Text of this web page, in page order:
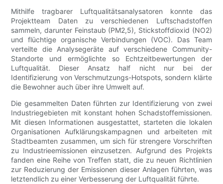
Mithilfe tragbarer Luftqualitätsanalysatoren konnte das
Projektteam Daten zu verschiedenen Luftschadstoffen
sammeln, darunter Feinstaub (PM2,5), Stickstoffdioxid (NO2)
und flüchtige organische Verbindungen (VOC). Das Team
verteilte die Analysegeräte auf verschiedene Community-
Standorte und ermöglichte so Echtzeitbewertungen der
Luftqualität. Dieser Ansatz half nicht nur bei der
Identifizierung von Verschmutzungs-Hotspots, sondern klärte
die Bewohner auch über ihre Umwelt auf.
Die gesammelten Daten führten zur Identifizierung von zwei
Industriegebieten mit konstant hohen Schadstoffemissionen.
Mit diesen Informationen ausgestattet, starteten die lokalen
Organisationen Aufklärungskampagnen und arbeiteten mit
Stadtbeamten zusammen, um sich für strengere Vorschriften
zu Industrieemissionen einzusetzen. Aufgrund des Projekts
fanden eine Reihe von Treffen statt, die zu neuen Richtlinien
zur Reduzierung der Emissionen dieser Anlagen führten, was
letztendlich zu einer Verbesserung der Luftqualität führte.